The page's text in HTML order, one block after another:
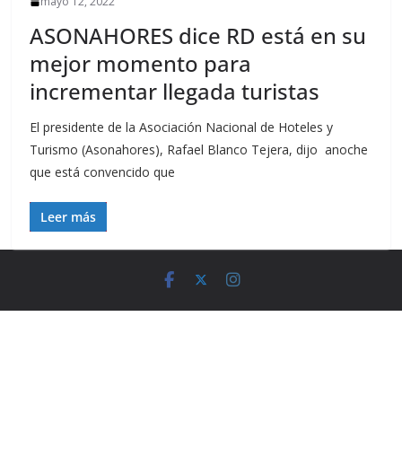
ASONAHORES dice RD está en su
mejor momento para
incrementar llegada turistas
El presidente de la Asociación Nacional de Hoteles y
Turismo (Asonahores), Rafael Blanco Tejera, dijo anoche
que está convencido que
Leer más